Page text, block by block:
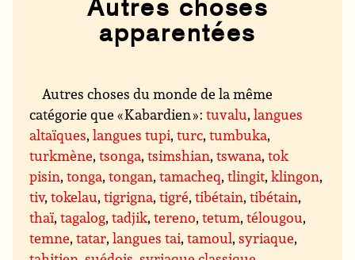
Autres choses
apparentées
Autres choses du monde de la même
catégorie que « Kabardien » :tuvalu,langues
altaïques,langues tupi,turc,tumbuka,
turkmène,tsonga,tsimshian,tswana,tok
pisin,tonga,tongan,tamacheq,tlingit,klingon,
tiv,tokelau,tigrigna,tigré,tibétain,tibétain,
thaï,tagalog,tadjik,tereno,tetum,télougou,
temne,tatar,langues tai,tamoul,syriaque,